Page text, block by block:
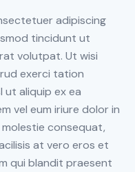
adipiscing
tincidunt ut
volutpat. Ut wisi
exerci tation
aliquip ex ea
vel eum iriure dolor in
consequat,
at vero eros et
qui blandit praesent